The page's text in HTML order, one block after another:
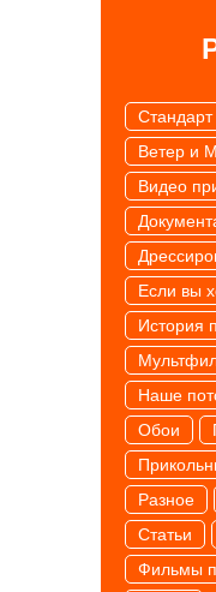
Ветер и
Видео
Если вы
История
Наше
Обои
Разное
Статьи
Фильмы